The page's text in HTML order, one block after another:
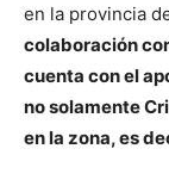
en la provincia
colaboración
cuenta con el
no solamente
en la zona, es